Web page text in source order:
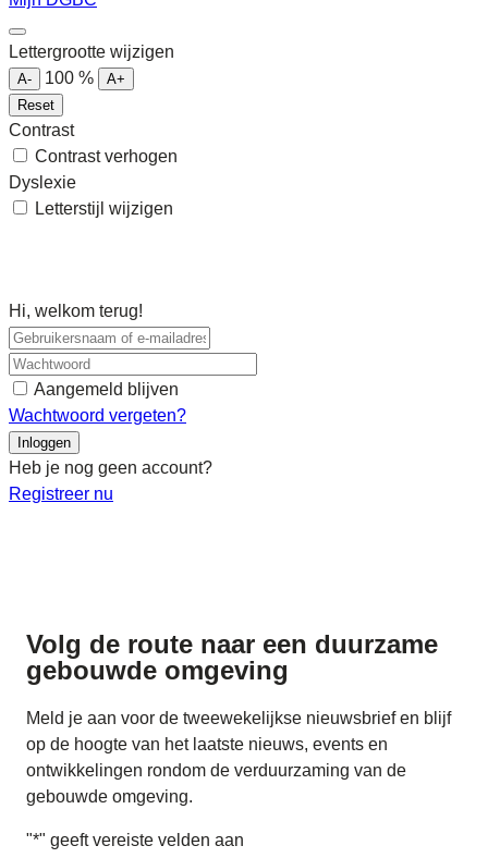
Lettergrootte wijzigen
A- 100 %
A+
Reset
Contrast
Contrast verhogen
Dyslexie
Letterstijl wijzigen
Hi, welkom terug!
Aangemeld blijven
Wachtwoord vergeten?
Inloggen
Heb je nog geen account?
Registreer nu
Volg de route naar een duurzame
gebouwde omgeving
Meld je aan voor de tweewekelijkse nieuwsbrief en blijf
op de hoogte van het laatste nieuws, events en
ontwikkelingen rondom de verduurzaming van de
gebouwde omgeving.
"*" geeft vereiste velden aan